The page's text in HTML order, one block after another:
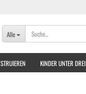
Alle
KINDER UNTER DREI